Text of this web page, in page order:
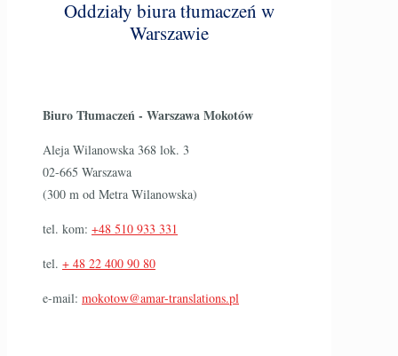
Oddziały biura tłumaczeń w
Warszawie
Biuro Tłumaczeń - Warszawa Mokotów
Aleja Wilanowska 368 lok. 3
02-665 Warszawa
(300 m od Metra Wilanowska)
tel. kom: +48 510 933 331
tel. + 48 22 400 90 80
e-mail: mokotow@amar-translations.pl